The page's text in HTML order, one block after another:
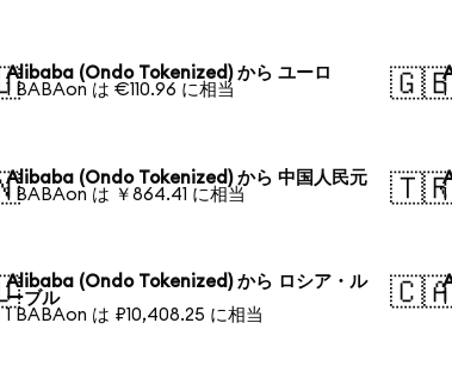
Alibaba (Ondo Tokenized) から ユーロ
1 BABAon は €110.96 に相当
Alibaba (Ondo Tokenized) から 中国人民元
1 BABAon は ￥864.41 に相当
Alibaba (Ondo Tokenized) から ロシア・ル
ーブル
1 BABAon は ₽10,408.25 に相当